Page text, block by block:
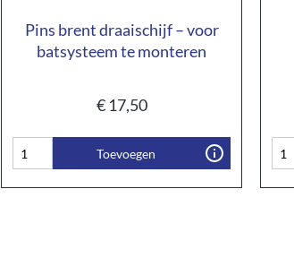
Pins brent draaischijf – voor
batsysteem te monteren
€17,50
Toevoegen